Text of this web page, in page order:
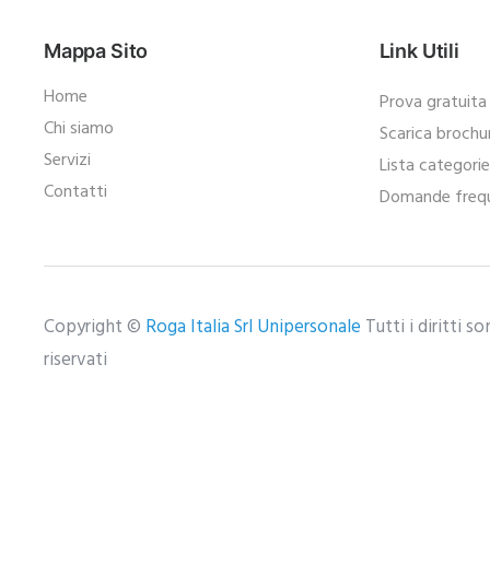
Mappa Sito
Home
Chi siamo
Servizi
Contatti
Link Utili
Prova gratuita
Scarica
Lista
Domande
Copyright © Roga Italia Srl Unipersonale Tutti i diritti
riservati